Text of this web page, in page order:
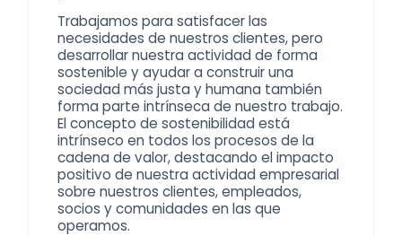
Trabajamos para satisfacer las
necesidades de nuestros clientes, pero
desarrollar nuestra actividad de forma
sostenible y ayudar a construir una
sociedad más justa y humana también
forma parte intrínseca de nuestro trabajo.
El concepto de sostenibilidad está
intrínseco en todos los procesos de la
cadena de valor, destacando el impacto
positivo de nuestra actividad empresarial
sobre nuestros clientes, empleados,
socios y comunidades en las que
operamos.